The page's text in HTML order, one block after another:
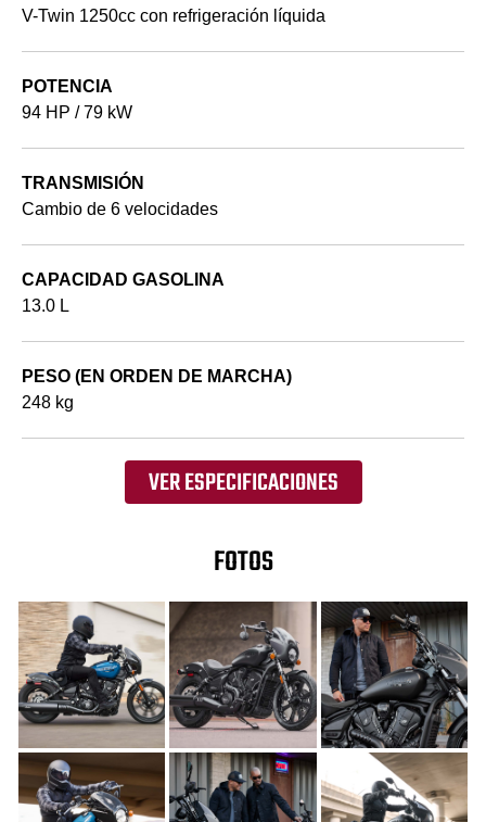
V-Twin 1250cc con refrigeración líquida
POTENCIA
94 HP / 79 kW
TRANSMISIÓN
Cambio de 6 velocidades
CAPACIDAD GASOLINA
13.0 L
PESO (EN ORDEN DE MARCHA)
248 kg
VER ESPECIFICACIONES
FOTOS